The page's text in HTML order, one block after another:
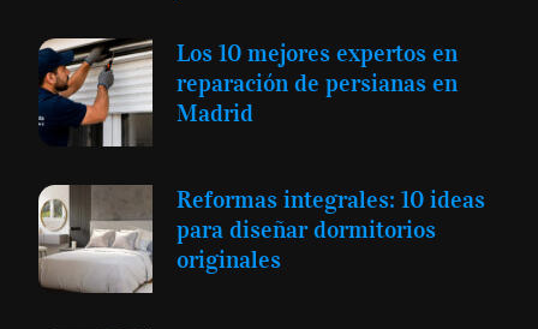
Los 10 mejores expertos en
reparación de persianas en
Madrid
Reformas integrales: 10 ideas
para diseñar dormitorios
originales